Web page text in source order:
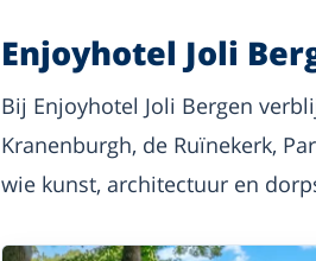
Enjoyhotel Joli
Bij Enjoyhotel Joli Bergen
Kranenburgh, de Ruïnekerk,
wie kunst, architectuur en